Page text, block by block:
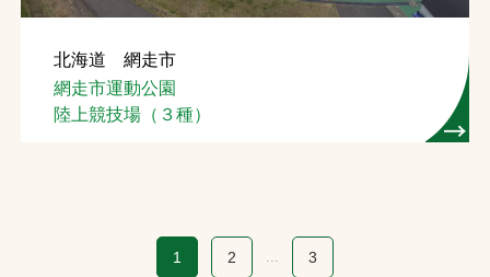
北海道 網走市
網走市運動公園
陸上競技場（３種）
1 2 ... 3